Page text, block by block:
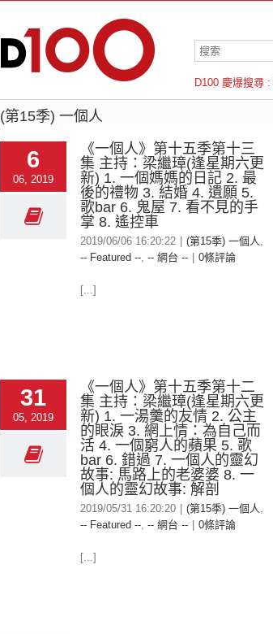
D100 慶爆搜尋 :
羅倫斯
(第15季) 一個人
6
06, 2019
《一個人》第十五季第十三
集 主持：梁繼璋(逢星期六更
新) 1. 一個媽媽的日記 2. 最
後的禮物 3. 結婚 4. 遺願 5.
歌bar 6. 鬼屋 7. 看不見的手
掌 8. 遙控車
2019/06/06 16:20:22 (第15季) 一個人,
-- Featured --, -- 網台 -- 0條評論
[...]
31
05, 2019
《一個人》第十五季第十二
集 主持：梁繼璋(逢星期六更
新) 1. 一湯羹的友情 2. 公主
的眼淚 3. 網上情：為自己而
活 4. 一個窮人的蘋果 5. 歌
bar 6. 錯過 7. 一個人的靈幻
故事: 馬路上的老婆婆 8. 一
個人的靈幻故事: 解剖
2019/05/31 16:20:20 (第15季) 一個人,
-- Featured --, -- 網台 -- 0條評論
[...]